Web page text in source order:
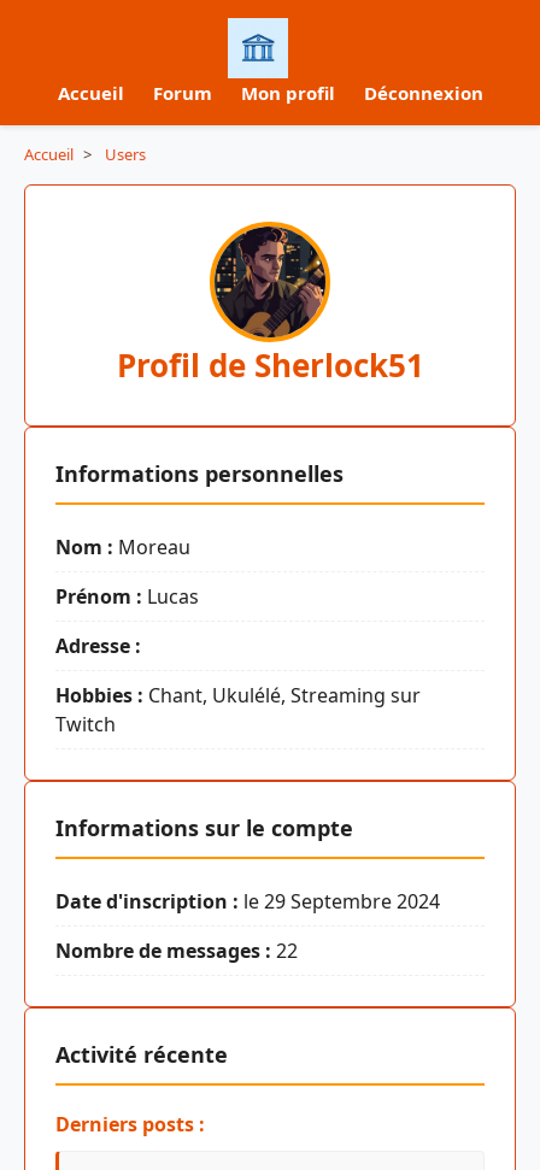
Accueil Forum Mon profil Déconnexion
Accueil > Users
Profil de Sherlock51
Informations personnelles
Nom : Moreau
Prénom : Lucas
Adresse :
Hobbies : Chant, Ukulélé, Streaming sur
Twitch
Informations sur le compte
Date d'inscription : le 29 Septembre 2024
Nombre de messages : 22
Activité récente
Derniers posts :